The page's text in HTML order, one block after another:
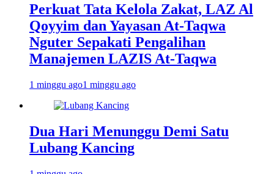
Perkuat Tata Kelola Zakat, LAZ Al
Qoyyim dan Yayasan At-Taqwa
Nguter Sepakati Pengalihan
Manajemen LAZIS At-Taqwa
1 minggu ago1 minggu ago
Dua Hari Menunggu Demi Satu
Lubang Kancing